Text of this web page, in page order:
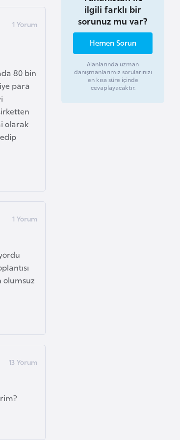
80 bin
para
olarak
olumsuz
ilgili farklı bir
sorunuz mu var?
Hemen Sorun
Alanlarında uzman
danışmanlarımız sorularınızı
en kısa süre içinde
cevaplayacaktır.